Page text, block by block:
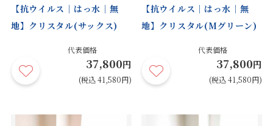
【抗ウイルス｜はっ水｜無
地】クリスタル(サックス)
代表価格
37,800円
(税込 41,580円)
【抗ウイルス｜はっ水｜無
地】クリスタル(Mグリーン)
代表価格
37,800円
(税込 41,580円)